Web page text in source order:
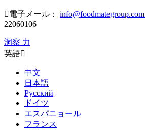
電子メール： info@foodmategroup.com
22060106
洞察 力
英語
中文
日本語
Русский
ドイツ
エスパニョール
フランス